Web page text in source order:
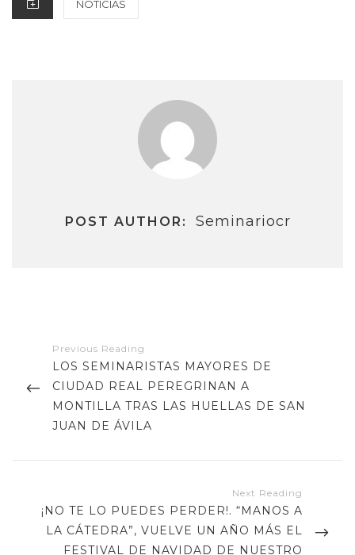
NOTICIAS
POST AUTHOR: Seminariocr
entradas
PREVIOUS
POST
LOS SEMINARISTAS MAYORES DE
CIUDAD REAL PEREGRINAN A
MONTILLA TRAS LAS HUELLAS DE SAN
JUAN DE ÁVILA
NEXT
POST
¡NO TE LO PUEDES PERDER!. “MANOS A
LA CÁTEDRA”, VUELVE UN AÑO MÁS EL
FESTIVAL DE NAVIDAD DE NUESTRO